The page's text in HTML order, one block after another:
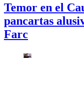
Temor en el
pancartas
Farc